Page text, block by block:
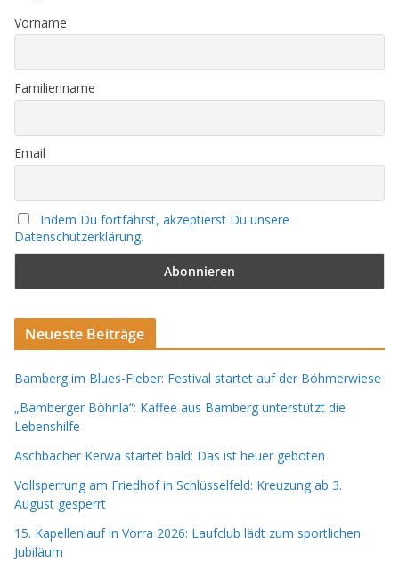
Vorname
Familienname
Email
Indem Du fortfährst, akzeptierst Du unsere
Datenschutzerklärung.
Neueste Beiträge
Bamberg im Blues-Fieber: Festival startet auf der Böhmerwiese
„Bamberger Böhnla“: Kaffee aus Bamberg unterstützt die
Lebenshilfe
Aschbacher Kerwa startet bald: Das ist heuer geboten
Vollsperrung am Friedhof in Schlüsselfeld: Kreuzung ab 3.
August gesperrt
15. Kapellenlauf in Vorra 2026: Laufclub lädt zum sportlichen
Jubiläum